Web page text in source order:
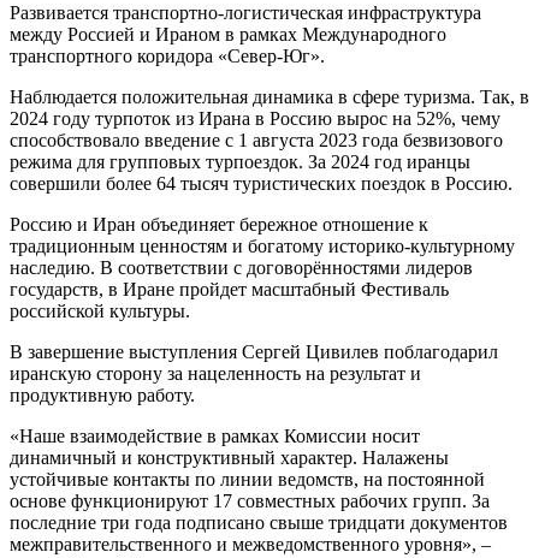
Развивается транспортно-логистическая инфраструктура
между Россией и Ираном в рамках Международного
транспортного коридора «Север-Юг».
Наблюдается положительная динамика в сфере туризма. Так, в
2024 году турпоток из Ирана в Россию вырос на 52%, чему
способствовало введение с 1 августа 2023 года безвизового
режима для групповых турпоездок. За 2024 год иранцы
совершили более 64 тысяч туристических поездок в Россию.
Россию и Иран объединяет бережное отношение к
традиционным ценностям и богатому историко-культурному
наследию. В соответствии с договорённостями лидеров
государств, в Иране пройдет масштабный Фестиваль
российской культуры.
В завершение выступления Сергей Цивилев поблагодарил
иранскую сторону за нацеленность на результат и
продуктивную работу.
«Наше взаимодействие в рамках Комиссии носит
динамичный и конструктивный характер. Налажены
устойчивые контакты по линии ведомств, на постоянной
основе функционируют 17 совместных рабочих групп. За
последние три года подписано свыше тридцати документов
межправительственного и межведомственного уровня», –